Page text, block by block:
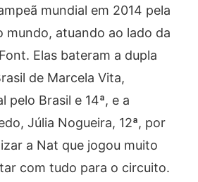
mundial em 2014 pela
mundo, atuando ao lado da
Elas bateram a dupla
de Marcela Vita,
pelo Brasil e 14ª, e a
Júlia Nogueira, 12ª, por
a Nat que jogou muito
com tudo para o circuito.